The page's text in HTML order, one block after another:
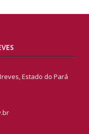
Estado do Pará